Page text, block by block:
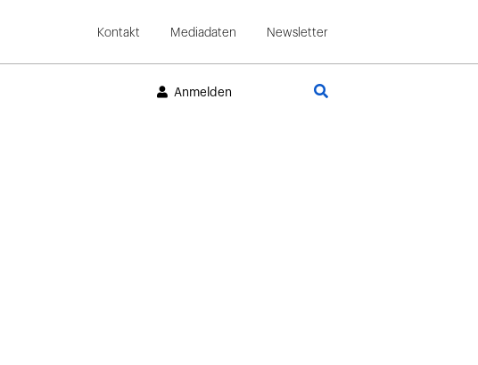
Kontakt Mediadaten Newsletter
Anmelden